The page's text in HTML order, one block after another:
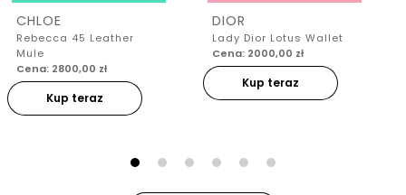
CHLOE
Rebecca 45 Leather
Mule
Cena: 2800,00 zł
Kup teraz
DIOR
Lady Dior Lotus Wallet
Cena: 2000,00 zł
Kup teraz